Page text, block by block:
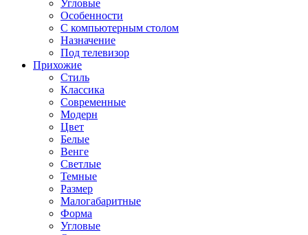
Угловые
Особенности
С компьютерным столом
Назначение
Под телевизор
Прихожие
Стиль
Классика
Современные
Модерн
Цвет
Белые
Венге
Светлые
Темные
Размер
Малогабаритные
Форма
Угловые